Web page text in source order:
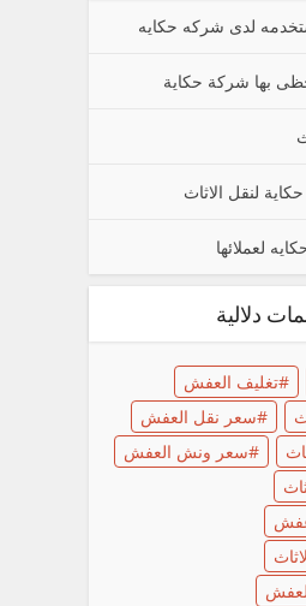
لدى شركه حكايه
بها شركة حكاية
لنقل الاثاث
لعملائها
دلالية
تغليف العفش
سعر نقل العفش
سعر ونش العفش